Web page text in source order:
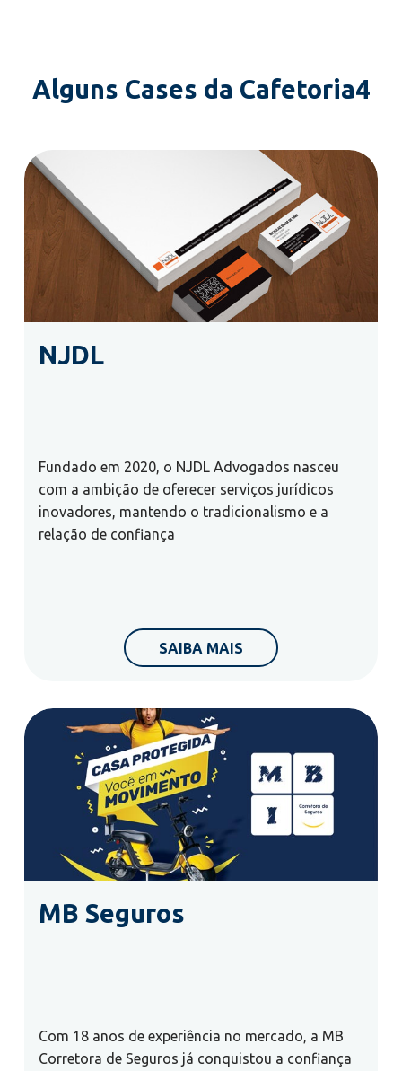
Alguns Cases da Cafetoria4
NJDL
Fundado em 2020, o NJDL Advogados nasceu
com a ambição de oferecer serviços jurídicos
inovadores, mantendo o tradicionalismo e a
relação de confiança
SAIBA MAIS
MB Seguros
Com 18 anos de experiência no mercado, a MB
Corretora de Seguros já conquistou a confiança